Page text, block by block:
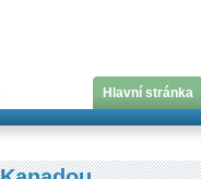
Hlavní stránka